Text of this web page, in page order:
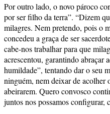
Por outro lado, o novo pároco
por ser filho da terra”. “Dizem
milagres. Nem pretendo, pois o
concedeu a graça de ser
cabe-nos trabalhar para que
acrescentou, garantindo abraçar
humildade”, tentando dar o seu
ninguém, nem deixar de acolher
abeirarem. Quero convosco
juntos nos possamos configurar,